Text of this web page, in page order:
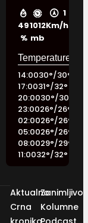
49
%
1012
mb
1
Km/h
14:0030°/30°
17:0031°/32°
20:0030°/30
23:0026°/26°
02:0026°/26°
05:0026°/26°
08:0029°/29°
11:0032°/32°
Aktualno
Crna
Kolumne